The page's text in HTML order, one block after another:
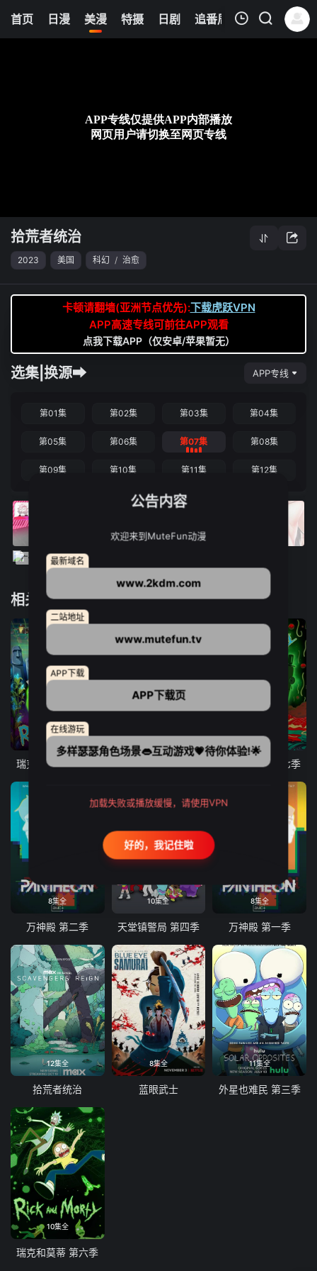
首页 日漫 美漫 特摄 日剧 追番周表 今日更新
6
清空
拾荒者统治
2023 美国 科幻 / 治愈
卡顿请翻墙(亚洲节点优先):下载虎跃VPN
APP高速专线可前往APP观看
点我下载APP（仅安卓/苹果暂无）
选集|换源➡ APP专线
第01集 第02集 第03集 第04集
第05集 第06集 第07集 第08集
第09集 第10集 第11集 第12集
相关推荐
10集全
瑞克和莫蒂 第八季
9集全 10集全
瑞克和莫蒂 第七季
8集全
万神殿 第二季
10集全
天堂镇警局 第四季
8集全
万神殿 第一季
12集全
拾荒者统治
8集全
蓝眼武士
11集全
外星也难民 第三季
10集全
瑞克和莫蒂 第六季
公告内容
欢迎来到MuteFun动漫
最新域名
www.2kdm.com
二站地址
www.mutefun.tv
APP下载
APP下载页
在线游玩
多样瑟瑟角色场景👄互动游戏💗待你体验!🌟
加载失败或播放缓慢，请使用VPN
好的，我记住啦